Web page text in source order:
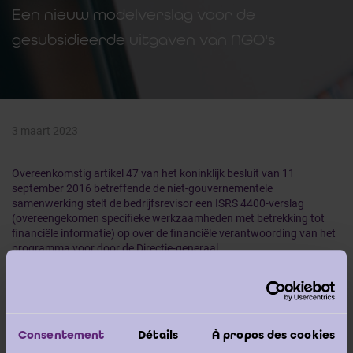
Consentement Détails À propos des cookies
Een nieuw modelverslag voor de
gesubsidieerde uitgaven van NGO's
3 maart 2023
Overeenkomstig artikel 47 van het koninklijk besluit van 11
september 2016 betreffende de niet-gouvernementele
samenwerking stelt de bedrijfsrevisor een ISRS 4400-verslag
(overeengekomen specifieke werkzaamheden met betrekking tot
financiële informatie) op over de financiële verantwoording van het
programma voor door de Directie-generaal
DGD, de NGO-federaties en het IBR is overeengekomen de inhoud
van bovengenoemd verslag te wijzigen om de de DGD in staat te